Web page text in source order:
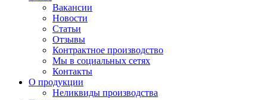
Вакансии
Новости
Статьи
Отзывы
Контрактное производство
Мы в социальных сетях
Контакты
О продукции
Неликвиды производства